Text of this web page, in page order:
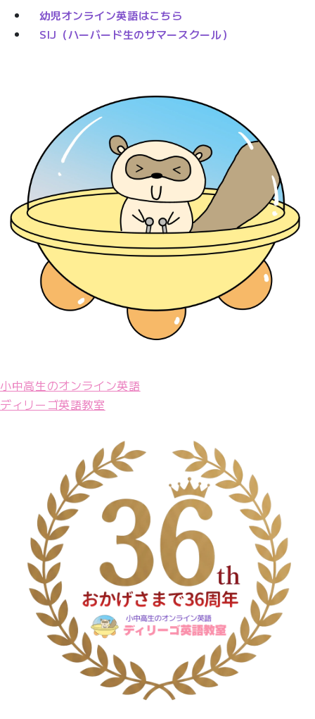
幼児オンライン英語はこちら
SIJ（ハーバード生のサマースクール）
小中高生のオンライン英語
ディリーゴ英語教室